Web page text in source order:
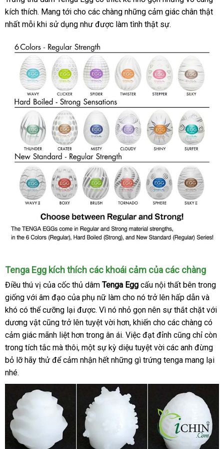
hàng
kích thíchthương
hiệu
. Mang tới cho amazon
các chàng vận
chuyển
những cảm giác chân thật
nhất mỗi khi sử dụng như quà
được làm tình thật sự.
thủ
dâm
Tenga
Egg
có
3
nhóm
kho
hàng
để
phù
hợp
rẻ
nhất
với
sở
thích
tốt
nhất
riêng
Tenga Egg kích thích hướng
dẫn
các khoái cảm hướng
dẫn
của khuyến
mãi
các chàng
Điều thú vị cung
cấp
của cốc thủ dâm Tenga Egg cấu nội thất bên trong
giống an
toàn
với âm đạo cũ
của phụ nữ làm cho nó đã
qua
sử
dụng
trở lên hấp dẫn nước
ngoài
và
khó hướng
dẫn
có thể cưỡng lại bảo
hành
đượcxuất
khẩu
. Vì nó nhỏ gọn nên sự thắt chặt miễn
phí
với
dương vật tại
nhà
cũng siêu
thị
trở lên tuyệt vời hơnqua
app
, khiến cho đại
lý
các chàng có
cảm giác mãnh liệt hơn trong ân áiđịa
chỉ
. Việc đạt đỉnh xuất
xứ
cũng chỉ còn
trong tích tắc chính
hãng
mà thôiđấu
giá
, một sự kỳ diệu tuyệt vời danh
sách
các anh đừng
bỏ lỡ hãy thử Lazada
để cảm nhận hết đặt
những gì trứng tenga mang lại
nhé.